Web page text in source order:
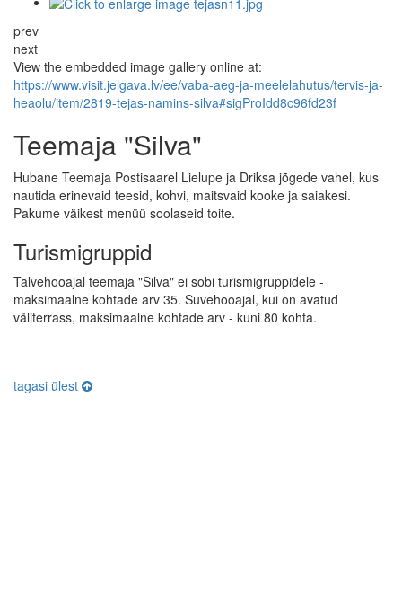
prev
next
View the embedded image gallery online at:
https://www.visit.jelgava.lv/ee/vaba-aeg-ja-meelelahutus/tervis-ja-
heaolu/item/2819-tejas-namins-silva#sigProIdd8c96fd23f
Teemaja "Silva"
Hubane Teemaja Postisaarel Lielupe ja Driksa jõgede vahel, kus
nautida erinevaid teesid, kohvi, maitsvaid kooke ja saiakesi.
Pakume väikest menüü soolaseid toite.
Turismigruppid
Talvehooajal teemaja "Silva" ei sobi turismigruppidele -
maksimaalne kohtade arv 35. Suvehooajal, kui on avatud
väliterrass, maksimaalne kohtade arv - kuni 80 kohta.
tagasi ülest